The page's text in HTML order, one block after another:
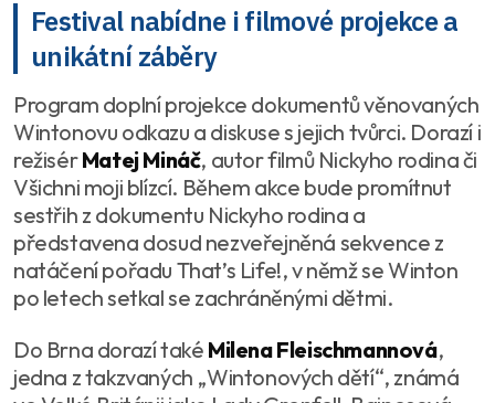
Festival nabídne i filmové projekce a
unikátní záběry
Program doplní projekce dokumentů věnovaných
Wintonovu odkazu a diskuse s jejich tvůrci. Dorazí i
režisérMatej Mináč, autor filmů Nickyho rodinači
Všichni moji blízcí. Během akce bude promítnut
sestřih z dokumentu Nickyho rodina a
představena dosud nezveřejněná sekvence z
natáčení pořadu That’s Life!, v němž se Winton
po letech setkal se zachráněnými dětmi.
Do Brna dorazí také Milena Fleischmannová,
jedna z takzvaných „Wintonových dětí“, známá